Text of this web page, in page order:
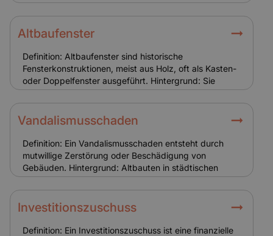
Altbauten und bieten besseren Schallschutz, jedoch
oft unzureichenden Wärmeschutz. Austausch oder
Restaurierung erfordert Fachwissen. Relevanz für
Schadensschwerpunkt. Glasbruch oder
Einbruchschäden können über Zusatzversicherungen
abgesichert werden.
Altbaufenster
Definition: Altbaufenster sind historische
Fensterkonstruktionen, meist aus Holz, oft als Kasten-
oder Doppelfenster ausgeführt. Hintergrund: Sie
prägen den Charakter von Altbauten, sind aber
energetisch oft problematisch und wartungsintensiv.
Austausch oder Sanierung erfordern Fachwissen und
Fenster sind typische Schadensstellen (Einbruch,
Glasbruch). Eine Glasversicherung und realistische
Kalkulation der Sanierungskosten sind sinnvoll.
Vandalismusschaden
Definition: Ein Vandalismusschaden entsteht durch
mutwillige Zerstörung oder Beschädigung von
Gebäuden. Hintergrund: Altbauten in städtischen
Lagen sind häufiger von Vandalismus betroffen.
Schäden können Fassade, Fenster oder Türen
betreffen. Relevanz für Versicherung:
enthalten. Eine passende Zusatzdeckung ist sinnvoll.
Investitionszuschuss
Definition: Ein Investitionszuschuss ist eine finanzielle